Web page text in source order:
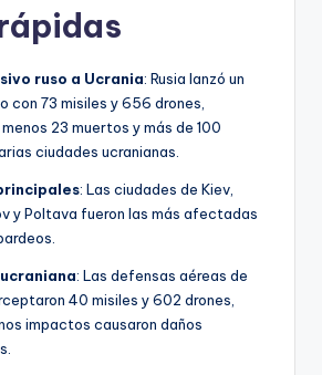
ruso a Ucrania: Rusia lanzó un
con 73 misiles y 656 drones,
23 muertos y más de 100
ciudades ucranianas.
: Las ciudades de Kiev,
y Poltava fueron las más afectadas
: Las defensas aéreas de
40 misiles y 602 drones,
impactos causaron daños